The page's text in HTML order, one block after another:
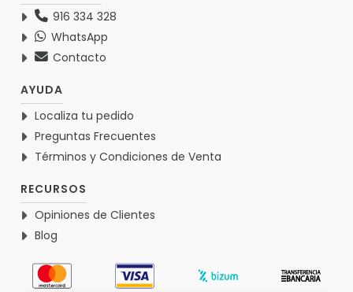
916 334 328
WhatsApp
Contacto
AYUDA
Localiza tu pedido
Preguntas Frecuentes
Términos y Condiciones de Venta
RECURSOS
Opiniones de Clientes
Blog